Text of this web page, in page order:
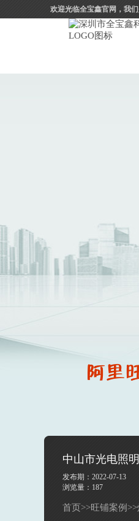
欢迎光临全宝鑫官网，我
中山市光电照明
发布期：2022-07-13
浏览量： 187
首页>>旺铺案例>>